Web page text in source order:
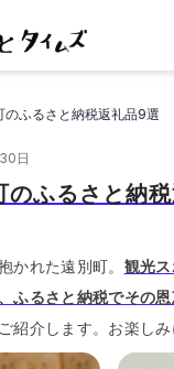
のふるさと納税返礼品9選
日
のふるさと納
かれた遠別町。 観光
ふるさと納税でその
紹介します。 お楽しみ